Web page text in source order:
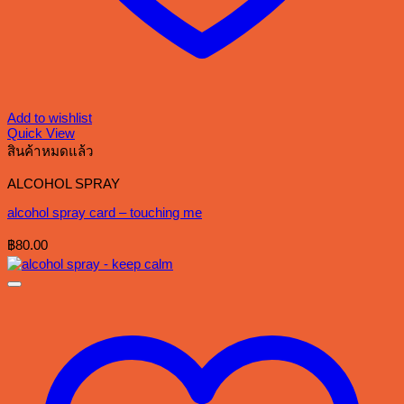
Add to wishlist
Quick View
สินค้าหมดแล้ว
ALCOHOL SPRAY
alcohol spray card – touching me
฿80.00